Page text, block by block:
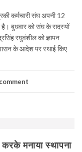
कर्मचारी संघ अपनी 12
है। बुधवार को संघ के सदस्यों
रघुवंशील को ज्ञापन
शासन के आदेश पर स्थाई किए
मनाया स्थापना